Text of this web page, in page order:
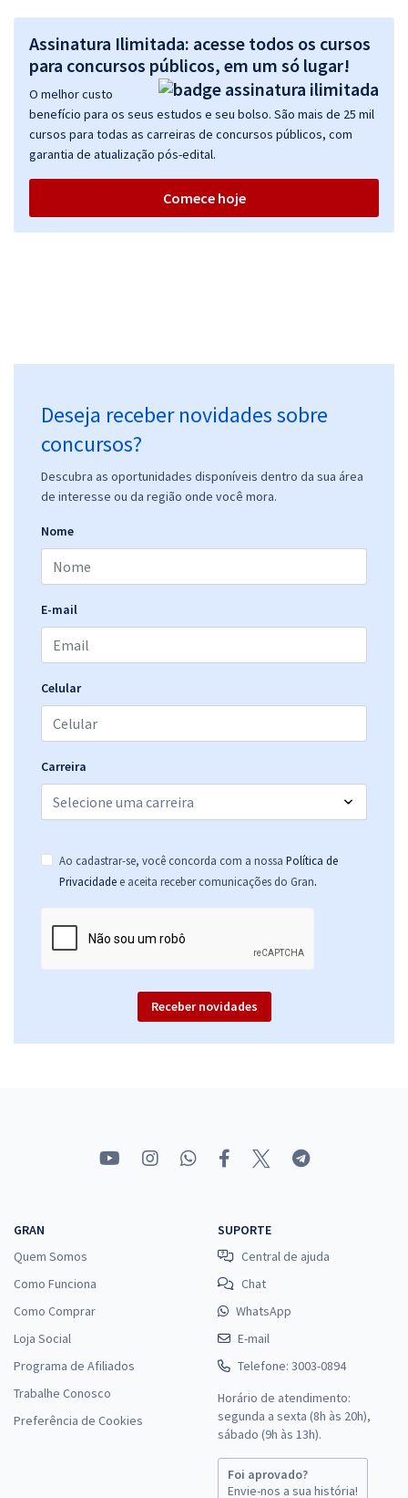
Assinatura Ilimitada: acesse todos os cursos
para concursos públicos, em um só lugar!
O melhor custo
benefício para os seus estudos e seu bolso. São mais de 25 mil
cursos para todas as carreiras de concursos públicos, com
garantia de atualização pós-edital.
Comece hoje
Deseja receber novidades sobre
concursos?
Descubra as oportunidades disponíveis dentro da sua área
de interesse ou da região onde você mora.
Nome
E-mail
Celular
Carreira
Ao cadastrar-se, você concorda com a nossa Política de
Privacidade e aceita receber comunicações do Gran.
Receber novidades
GRAN
Quem Somos
Como Funciona
Como Comprar
Loja Social
Programa de Afiliados
Trabalhe Conosco
Preferência de Cookies
SUPORTE
Central de ajuda
Chat
WhatsApp
E-mail
Telefone: 3003-0894
Horário de atendimento:
segunda a sexta (8h às 20h),
sábado (9h às 13h).
Foi aprovado?
Envie-nos a sua história!